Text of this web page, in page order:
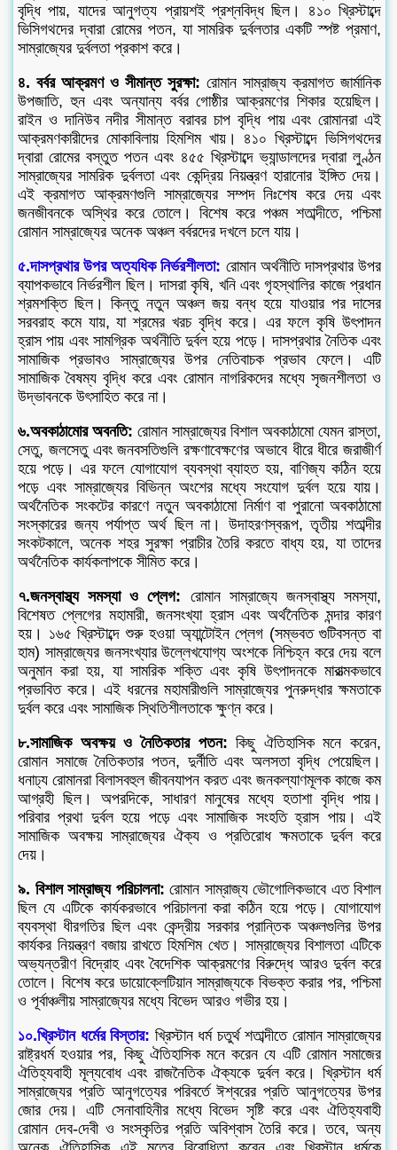
বৃদ্ধি পায়, যাদের আনুগত্য প্রায়শই প্রশ্নবিদ্ধ ছিল। ৪১০ খ্রিস্টাব্দে
ভিসিগথদের দ্বারা রোমের পতন, যা সামরিক দুর্বলতার একটি স্পষ্ট প্রমাণ,
সাম্রাজ্যের দুর্বলতা প্রকাশ করে।
৪. বর্বর আক্রমণ ও সীমান্ত সুরক্ষা: রোমান সাম্রাজ্য ক্রমাগত জার্মানিক
উপজাতি, হুন এবং অন্যান্য বর্বর গোষ্ঠীর আক্রমণের শিকার হয়েছিল।
রাইন ও দানিউব নদীর সীমান্ত বরাবর চাপ বৃদ্ধি পায় এবং রোমানরা এই
আক্রমণকারীদের মোকাবিলায় হিমশিম খায়। ৪১০ খ্রিস্টাব্দে ভিসিগথদের
দ্বারা রোমের বস্তুত পতন এবং ৪৫৫ খ্রিস্টাব্দে ভ্যান্ডালদের দ্বারা লুণ্ঠন
সাম্রাজ্যের সামরিক দুর্বলতা এবং কেন্দ্রিয় নিয়ন্ত্রণ হারানোর ইঙ্গিত দেয়।
এই ক্রমাগত আক্রমণগুলি সাম্রাজ্যের সম্পদ নিঃশেষ করে দেয় এবং
জনজীবনকে অস্থির করে তোলে। বিশেষ করে পঞ্চম শতাব্দীতে, পশ্চিমা
রোমান সাম্রাজ্যের অনেক অঞ্চল বর্বরদের দখলে চলে যায়।
৫.দাসপ্রথার উপর অত্যধিক নির্ভরশীলতা: রোমান অর্থনীতি দাসপ্রথার উপর
ব্যাপকভাবে নির্ভরশীল ছিল। দাসরা কৃষি, খনি এবং গৃহস্থালির কাজে প্রধান
শ্রমশক্তি ছিল। কিন্তু নতুন অঞ্চল জয় বন্ধ হয়ে যাওয়ার পর দাসের
সরবরাহ কমে যায়, যা শ্রমের খরচ বৃদ্ধি করে। এর ফলে কৃষি উৎপাদন
হ্রাস পায় এবং সামগ্রিক অর্থনীতি দুর্বল হয়ে পড়ে। দাসপ্রথার নৈতিক এবং
সামাজিক প্রভাবও সাম্রাজ্যের উপর নেতিবাচক প্রভাব ফেলে। এটি
সামাজিক বৈষম্য বৃদ্ধি করে এবং রোমান নাগরিকদের মধ্যে সৃজনশীলতা ও
উদ্ভাবনকে উৎসাহিত করে না।
৬.অবকাঠামোর অবনতি: রোমান সাম্রাজ্যের বিশাল অবকাঠামো যেমন রাস্তা,
সেতু, জলসেতু এবং জনবসতিগুলি রক্ষণাবেক্ষণের অভাবে ধীরে ধীরে জরাজীর্ণ
হয়ে পড়ে। এর ফলে যোগাযোগ ব্যবস্থা ব্যাহত হয়, বাণিজ্য কঠিন হয়ে
পড়ে এবং সাম্রাজ্যের বিভিন্ন অংশের মধ্যে সংযোগ দুর্বল হয়ে যায়।
অর্থনৈতিক সংকটের কারণে নতুন অবকাঠামো নির্মাণ বা পুরানো অবকাঠামো
সংস্কারের জন্য পর্যাপ্ত অর্থ ছিল না। উদাহরণস্বরূপ, তৃতীয় শতাব্দীর
সংকটকালে, অনেক শহর সুরক্ষা প্রাচীর তৈরি করতে বাধ্য হয়, যা তাদের
অর্থনৈতিক কার্যকলাপকে সীমিত করে।
৭.জনস্বাস্থ্য সমস্যা ও প্লেগ: রোমান সাম্রাজ্যে জনস্বাস্থ্য সমস্যা,
বিশেষত প্লেগের মহামারী, জনসংখ্যা হ্রাস এবং অর্থনৈতিক মন্দার কারণ
হয়। ১৬৫ খ্রিস্টাব্দে শুরু হওয়া অ্যান্টোইন প্লেগ (সম্ভবত গুটিবসন্ত বা
হাম) সাম্রাজ্যের জনসংখ্যার উল্লেখযোগ্য অংশকে নিশ্চিহ্ন করে দেয় বলে
অনুমান করা হয়, যা সামরিক শক্তি এবং কৃষি উৎপাদনকে মারাত্মকভাবে
প্রভাবিত করে। এই ধরনের মহামারীগুলি সাম্রাজ্যের পুনরুদ্ধার ক্ষমতাকে
দুর্বল করে এবং সামাজিক স্থিতিশীলতাকে ক্ষুণ্ন করে।
৮.সামাজিক অবক্ষয় ও নৈতিকতার পতন: কিছু ঐতিহাসিক মনে করেন,
রোমান সমাজে নৈতিকতার পতন, দুর্নীতি এবং অলসতা বৃদ্ধি পেয়েছিল।
ধনাঢ্য রোমানরা বিলাসবহুল জীবনযাপন করত এবং জনকল্যাণমূলক কাজে কম
আগ্রহী ছিল। অপরদিকে, সাধারণ মানুষের মধ্যে হতাশা বৃদ্ধি পায়।
পরিবার প্রথা দুর্বল হয়ে পড়ে এবং সামাজিক সংহতি হ্রাস পায়। এই
সামাজিক অবক্ষয় সাম্রাজ্যের ঐক্য ও প্রতিরোধ ক্ষমতাকে দুর্বল করে
দেয়।
৯. বিশাল সাম্রাজ্য পরিচালনা: রোমান সাম্রাজ্য ভৌগোলিকভাবে এত বিশাল
ছিল যে এটিকে কার্যকরভাবে পরিচালনা করা কঠিন হয়ে পড়ে। যোগাযোগ
ব্যবস্থা ধীরগতির ছিল এবং কেন্দ্রীয় সরকার প্রান্তিক অঞ্চলগুলির উপর
কার্যকর নিয়ন্ত্রণ বজায় রাখতে হিমশিম খেত। সাম্রাজ্যের বিশালতা এটিকে
অভ্যন্তরীণ বিদ্রোহ এবং বৈদেশিক আক্রমণের বিরুদ্ধে আরও দুর্বল করে
তোলে। বিশেষ করে ডায়োক্লেটিয়ান সাম্রাজ্যকে বিভক্ত করার পর, পশ্চিমা
ও পূর্বাঞ্চলীয় সাম্রাজ্যের মধ্যে বিভেদ আরও গভীর হয়।
১০.খ্রিস্টান ধর্মের বিস্তার: খ্রিস্টান ধর্ম চতুর্থ শতাব্দীতে রোমান সাম্রাজ্যের
রাষ্ট্রধর্ম হওয়ার পর, কিছু ঐতিহাসিক মনে করেন যে এটি রোমান সমাজের
ঐতিহ্যবাহী মূল্যবোধ এবং রাজনৈতিক ঐক্যকে দুর্বল করে। খ্রিস্টান ধর্ম
সাম্রাজ্যের প্রতি আনুগত্যের পরিবর্তে ঈশ্বরের প্রতি আনুগত্যের উপর
জোর দেয়। এটি সেনাবাহিনীর মধ্যে বিভেদ সৃষ্টি করে এবং ঐতিহ্যবাহী
রোমান দেব-দেবী ও সংস্কৃতির প্রতি অবিশ্বাস তৈরি করে। তবে, অন্য